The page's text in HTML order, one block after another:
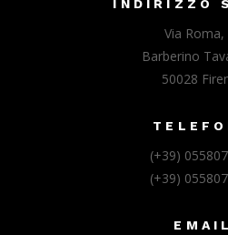
INDIRIZZO
Via Roma,
Barberino
50028
(+39)
(+39)
EMAIL